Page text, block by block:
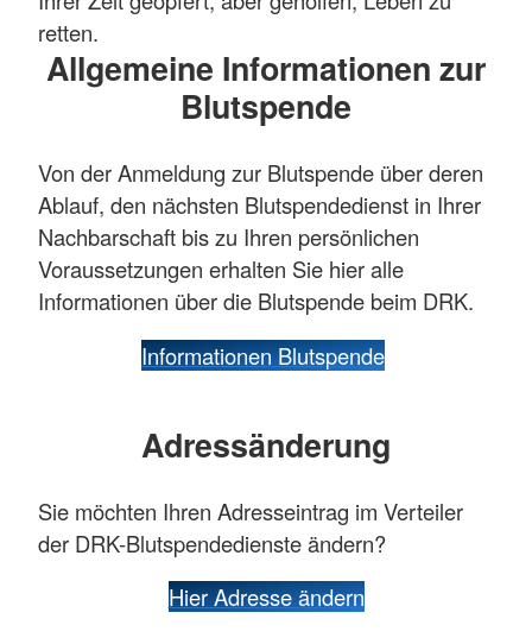
retten.
Allgemeine Informationen zur
Blutspende
Von der Anmeldung zur Blutspende über deren
Ablauf, den nächsten Blutspendedienst in Ihrer
Nachbarschaft bis zu Ihren persönlichen
Voraussetzungen erhalten Sie hier alle
Informationen über die Blutspende beim DRK.
Informationen Blutspende
Adressänderung
Sie möchten Ihren Adresseintrag im Verteiler
der DRK-Blutspendedienste ändern?
Hier Adresse ändern